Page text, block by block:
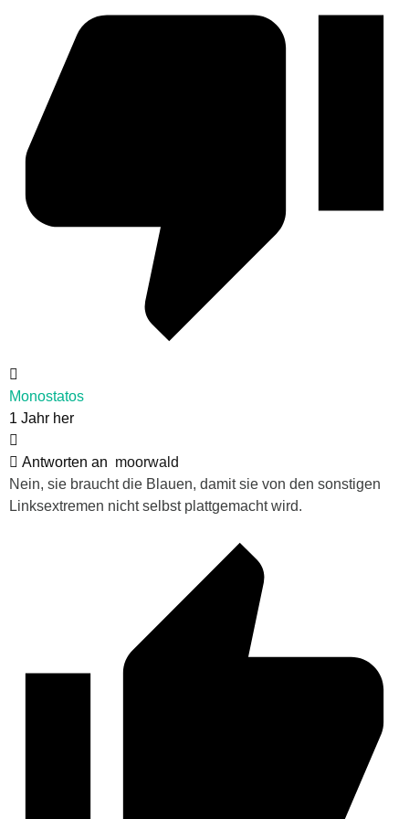
Monostatos
1 Jahr her
Antworten an moorwald
Nein, sie braucht die Blauen, damit sie von den sonstigen
Linksextremen nicht selbst plattgemacht wird.